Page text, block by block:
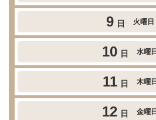
9 日 火曜日
10 日 水曜日
11 日 木曜日
12 日 金曜日